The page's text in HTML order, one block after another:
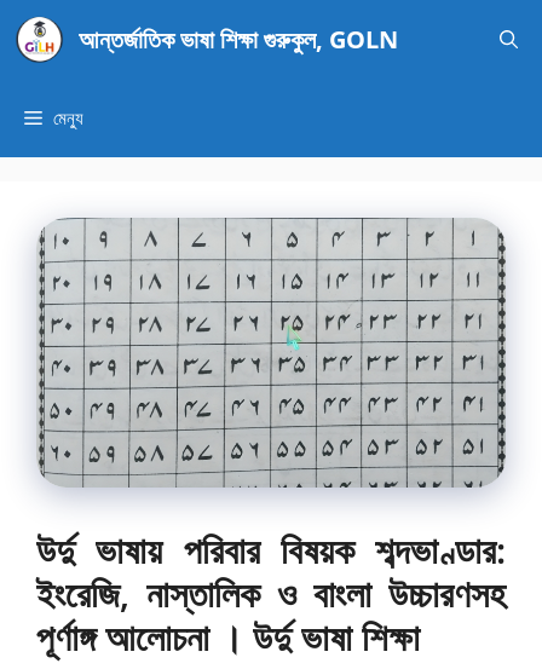
এড়িেয়
লেখায়
আন্তর্জাতিক ভাষা শিক্ষা গুরুকুল, GOLN
মেন্যু
উর্দু ভাষায় পরিবার বিষয়ক শব্দভাণ্ডার:
ইংরেজি, নাস্তালিক ও বাংলা উচ্চারণসহ
পূর্ণাঙ্গ আলোচনা । উর্দু ভাষা শিক্ষা